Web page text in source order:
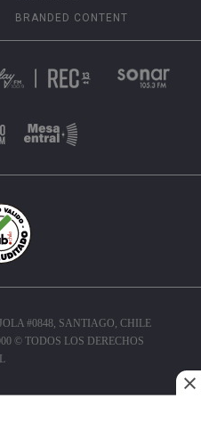
BRANDED CONTENT
#0848, SANTIAGO, CHILE
© TODOS LOS DERECHOS